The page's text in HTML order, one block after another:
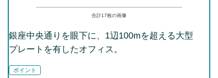
合計17枚の画像
銀座中央通りを眼下に、1辺100mを超える大型
プレートを有したオフィス。
ポイント